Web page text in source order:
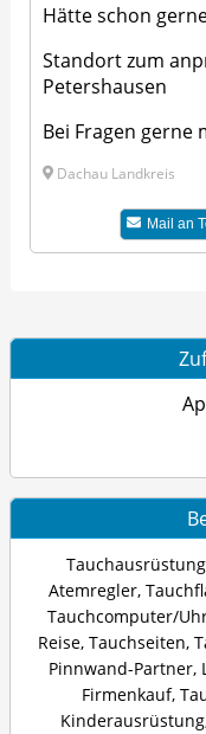
Hätte schon
Standort zum
Petershausen
Bei Fragen gerne
Dachau Landkreis
Mail an
Tauchausrüstung
Atemregler,
Tauchcomputer/
Reise, Tauchseiten,
Pinnwand-Partner,
Firmenkauf,
Kinderausrüstung